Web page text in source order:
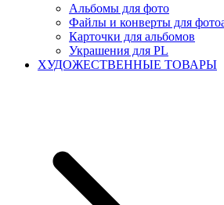
Альбомы для фото
Файлы и конверты для
Карточки для альбомов
Украшения для PL
ХУДОЖЕСТВЕННЫЕ ТОВАРЫ